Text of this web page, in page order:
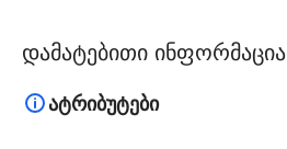
დამატებითი ინფორმაცია
ატრიბუტები